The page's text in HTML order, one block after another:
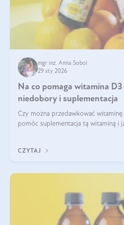
mgr inż. Anna Sobol
29 sty 2026
Na co pomaga witamina D3
niedobory i suplementacja
Czy można przedawkować
pomóc suplementacja tą witaminą i
robić?
CZYTAJ